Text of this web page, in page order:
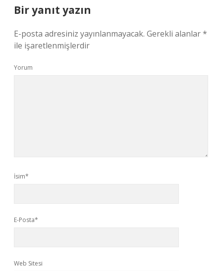
Bir yanıt yazın
E-posta adresiniz yayınlanmayacak. Gerekli alanlar*
ile işaretlenmişlerdir
Yorum
İsim*
E-Posta*
Web Sitesi